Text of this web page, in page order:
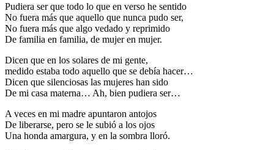
Pudiera ser que todo lo que en verso he sentido
No fuera más que aquello que nunca pudo ser,
No fuera más que algo vedado y reprimido
De familia en familia, de mujer en mujer.
Dicen que en los solares de mi gente,
medido estaba todo aquello que se debía hacer…
Dicen que silenciosas las mujeres han sido
De mi casa materna… Ah, bien pudiera ser…
A veces en mi madre apuntaron antojos
De liberarse, pero se le subió a los ojos
Una honda amargura, y en la sombra lloró.